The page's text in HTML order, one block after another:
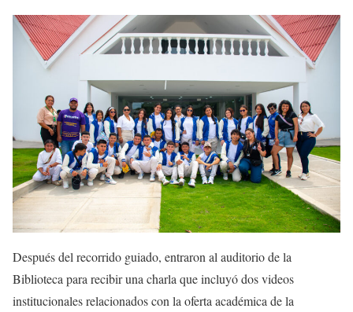
Después del recorrido guiado, entraron al auditorio de la
Biblioteca para recibir una charla que incluyó dos videos
institucionales relacionados con la oferta académica de la